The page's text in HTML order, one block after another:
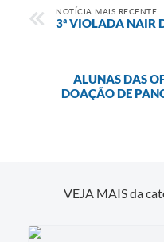
NOTÍCIA MAIS RECENTE
3ª VIOLADA NAIR
ALUNAS DAS
DOAÇÃO DE
VEJA MAIS da